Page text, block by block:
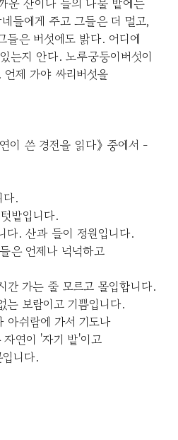
들에게 주고 그들은 더 멀고,
은 버섯에도 밝다. 어디에
는지 안다. 노루궁둥이버섯이
제 가야 싸리버섯을
이 쓴 경전을 읽다》 중에서 -
다.
밭입니다.
다. 산과 들이 정원입니다.
은 언제나 넉넉하고
간 가는 줄 모르고 몰입합니다.
는 보람이고 기쁨입니다.
아쉬람에 가서 기도나
연이 '자기 밭'이고
니다.